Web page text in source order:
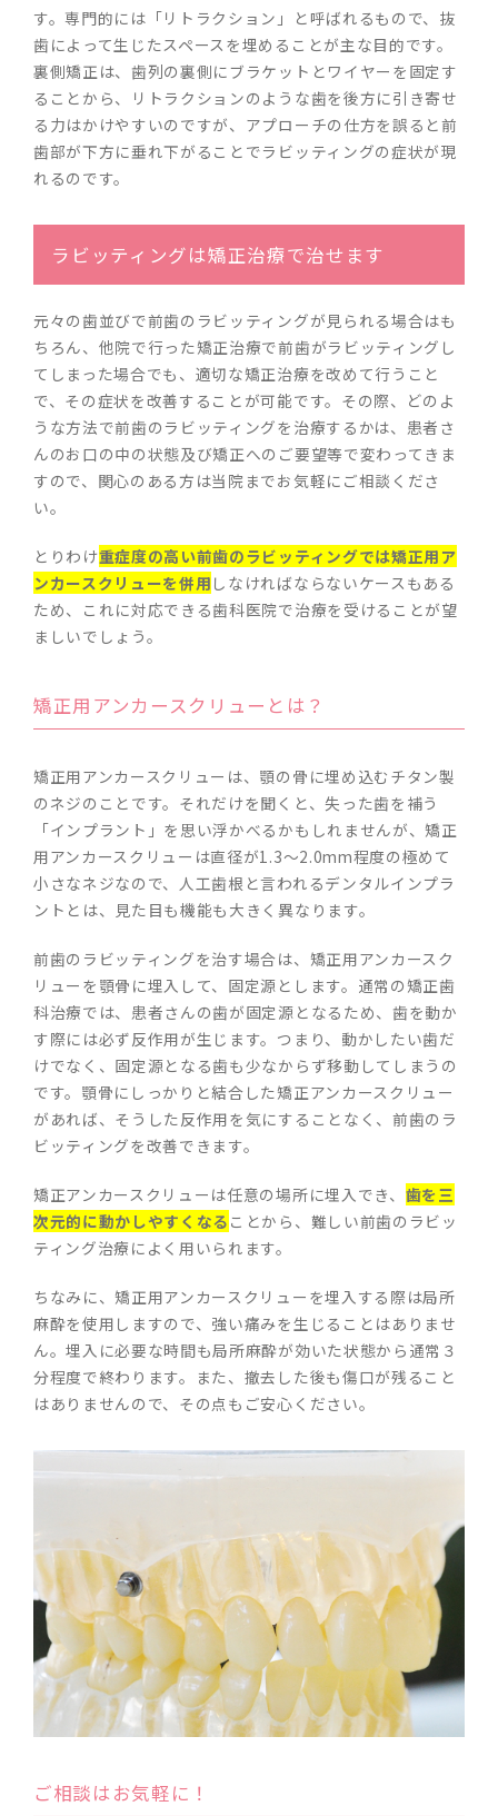
す。専門的には「リトラクション」と呼ばれるもので、抜
歯によって生じたスペースを埋めることが主な目的です。
裏側矯正は、歯列の裏側にブラケットとワイヤーを固定す
ることから、リトラクションのような歯を後方に引き寄せ
る力はかけやすいのですが、アプローチの仕方を誤ると前
歯部が下方に垂れ下がることでラビッティングの症状が現
れるのです。
ラビッティングは矯正治療で治せます
元々の歯並びで前歯のラビッティングが見られる場合はも
ちろん、他院で行った矯正治療で前歯がラビッティングし
てしまった場合でも、適切な矯正治療を改めて行うこと
で、その症状を改善することが可能です。その際、どのよ
うな方法で前歯のラビッティングを治療するかは、患者さ
んのお口の中の状態及び矯正へのご要望等で変わってきま
すので、関心のある方は当院までお気軽にご相談くださ
い。
とりわけ重症度の高い前歯のラビッティングでは矯正用ア
ンカースクリューを併用 しなければならないケースもある
ため、これに対応できる歯科医院で治療を受けることが望
ましいでしょう。
矯正用アンカースクリューとは？
矯正用アンカースクリューは、顎の骨に埋め込むチタン製
のネジのことです。それだけを聞くと、失った歯を補う
「インプラント」を思い浮かべるかもしれませんが、矯正
用アンカースクリューは直径が1.3～2.0mm程度の極めて
小さなネジなので、人工歯根と言われるデンタルインプラ
ントとは、見た目も機能も大きく異なります。
前歯のラビッティングを治す場合は、矯正用アンカースク
リューを顎骨に埋入して、固定源とします。通常の矯正歯
科治療では、患者さんの歯が固定源となるため、歯を動か
す際には必ず反作用が生じます。つまり、動かしたい歯だ
けでなく、固定源となる歯も少なからず移動してしまうの
です。顎骨にしっかりと結合した矯正アンカースクリュー
があれば、そうした反作用を気にすることなく、前歯のラ
ビッティングを改善できます。
矯正アンカースクリューは任意の場所に埋入でき、 歯を三
次元的に動かしやすくなる ことから、難しい前歯のラビッ
ティング治療によく用いられます。
ちなみに、矯正用アンカースクリューを埋入する際は局所
麻酔を使用しますので、強い痛みを生じることはありませ
ん。埋入に必要な時間も局所麻酔が効いた状態から通常３
分程度で終わります。また、撤去した後も傷口が残ること
はありませんので、その点もご安心ください。
ご相談はお気軽に！